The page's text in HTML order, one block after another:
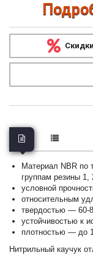
Скидки
Материал NBR по
группам резины
условной
относительным
твердостью — 60-
устойчивостью к
плотностью — до
Нитрильный каучук